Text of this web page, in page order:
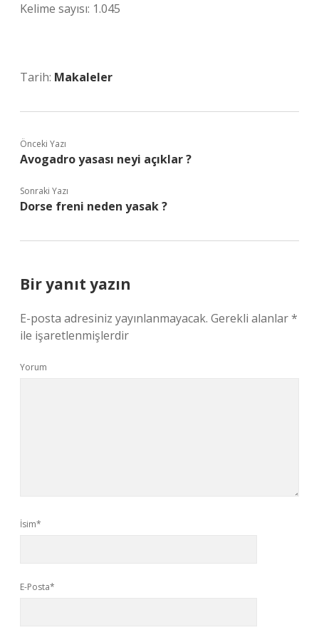
Kelime sayısı: 1.045
Tarih: Makaleler
Önceki Yazı
Avogadro yasası neyi açıklar ?
Sonraki Yazı
Dorse freni neden yasak ?
Bir yanıt yazın
E-posta adresiniz yayınlanmayacak. Gerekli alanlar*
ile işaretlenmişlerdir
Yorum
İsim*
E-Posta*